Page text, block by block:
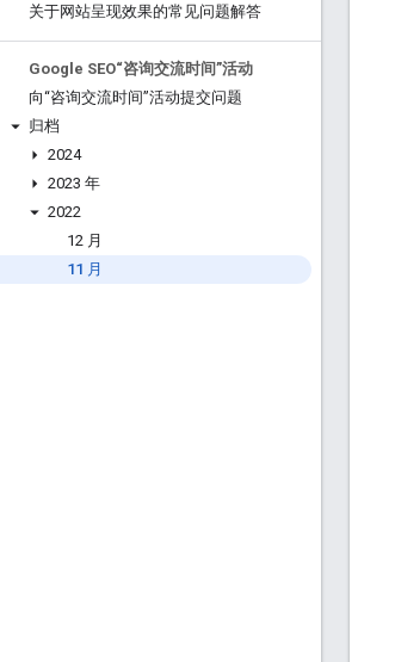
关于网站呈现效果的常见问题解答
Google SEO“咨询交流时间”活动
向“咨询交流时间”活动提交问题
归档
2024
2023 年
2022
12 月
11 月